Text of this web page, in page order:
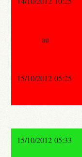
au
15/10/2012 05:25
15/10/2012 05:33